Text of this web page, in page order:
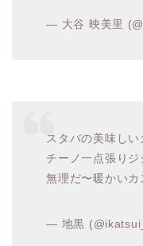
— 大谷 映美里
スタバの美味し
チーノ一点張り
無理だ〜暖かい
— 地黒